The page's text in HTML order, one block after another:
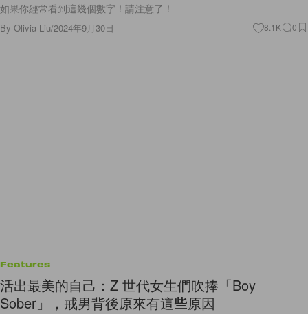
如果你經常看到這幾個數字！請注意了！
By Olivia Liu/2024年9月30日 8.1K 0
Features
活出最美的自己：Z 世代女生們吹捧「Boy
Sober」，戒男背後原來有這些原因